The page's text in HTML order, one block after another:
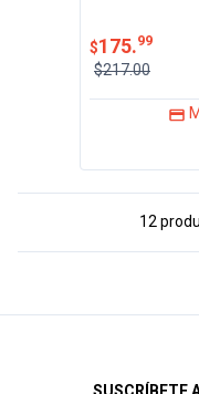
$175.99
$217.00
12